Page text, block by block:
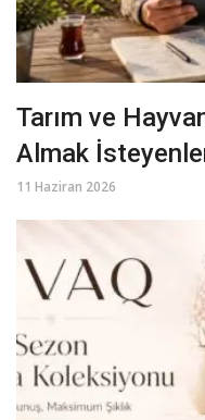
Tarım ve
Almak
11 Haziran 2026